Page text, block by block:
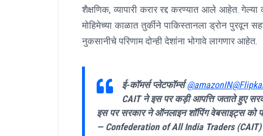
शैक्षणिक, व्यापारी करार रद्द करण्यात आले आहेत. गेल्या
मोहिमेच्या काळात तुर्कीने पाकिस्तानला ड्रोन पुरवून
नुकसानीचे परिणाम दोन्ही देशांना भोगावे लागणार आहेत.
ई-कॉमर्स प्लेटफॉर्म्स@amazonIN
CAIT ने इस पर कड़ी आपत्ति जताते हुए
इस पर सरकार ने ऑनलाइन शॉपिंग वेबसाइट्स
— Confederation of All India Traders (CAIT)